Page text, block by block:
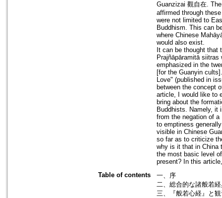
Guanzizai 觀自在.
affirmed through
were not limited to
Buddhism. This can
where Chinese
would also exist.
It can be thought that
Prajñāpāramitā
emphasized in the
[for the Guanyin
Love" (published in
between the concept
article, I would like to
bring about the
Buddhists. Namely, it
from the negation of
to emptiness
visible in Chinese
so far as to criticize
why is it that in China
the most basic level
present? In this
Table of contents
一、序
二、総合的な諸般若
三、『般若心経』と